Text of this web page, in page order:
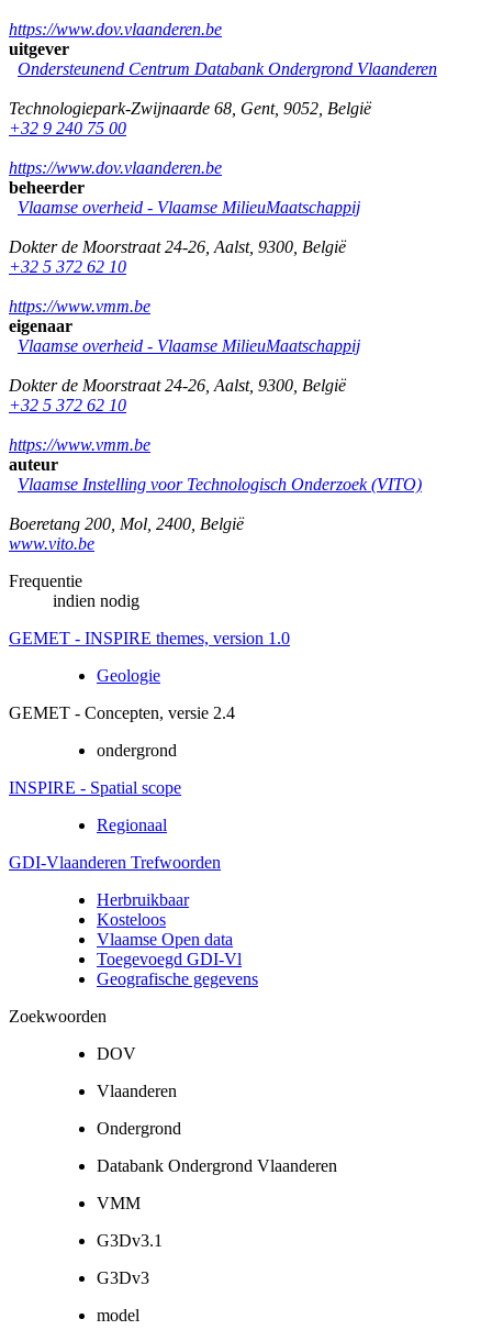
https://www.dov.vlaanderen.be
uitgever
Ondersteunend Centrum Databank Ondergrond Vlaanderen
Technologiepark-Zwijnaarde 68 Gent, 9052 België
+32 9 240 75 00
https://www.dov.vlaanderen.be
beheerder
Vlaamse overheid - Vlaamse MilieuMaatschappij
Dokter de Moorstraat 24-26 Aalst, 9300 België
+32 5 372 62 10
https://www.vmm.be
eigenaar
Vlaamse overheid - Vlaamse MilieuMaatschappij
Dokter de Moorstraat 24-26 Aalst, 9300 België
+32 5 372 62 10
https://www.vmm.be
auteur
Vlaamse Instelling voor Technologisch Onderzoek (VITO)
Boeretang 200 Mol 2400 België
www.vito.be
Frequentie
indien nodig
GEMET - INSPIRE themes, version 1.0
Geologie
GEMET - Concepten, versie 2.4
ondergrond
INSPIRE - Spatial scope
Regionaal
GDI-Vlaanderen Trefwoorden
Herbruikbaar
Kosteloos
Vlaamse Open data
Toegevoegd GDI-Vl
Geografische gegevens
Zoekwoorden
DOV
Vlaanderen
Ondergrond
Databank Ondergrond Vlaanderen
VMM
G3Dv3.1
G3Dv3
model